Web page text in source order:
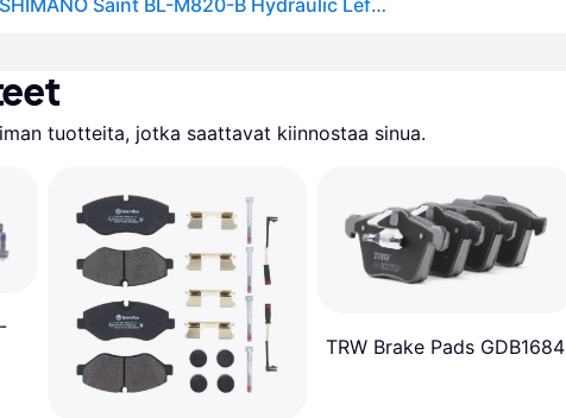
Polkupyörän jarruvipu SHIMANO Saint BL-M820-B Hydraulic Left Series color
tuotteita, jotka saattavat kiinnostaa sinua.
TRW Brake Pads GDB1684